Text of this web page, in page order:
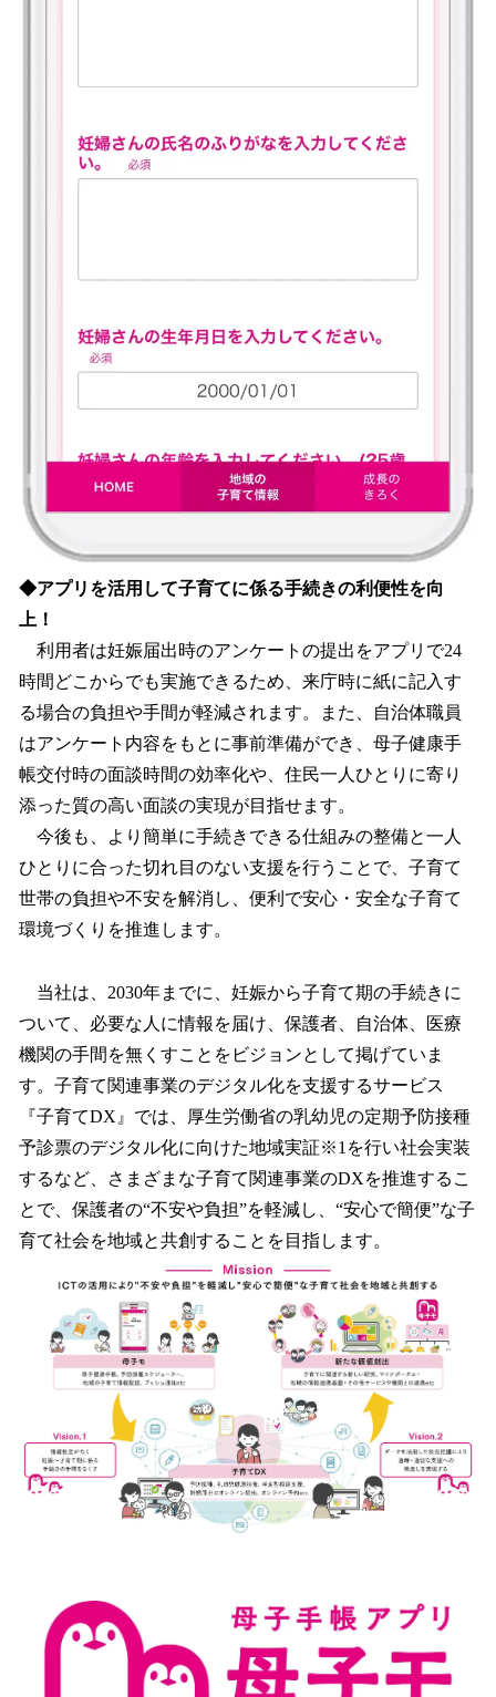
◆アプリを活用して子育てに係る手続きの利便性を向
上！
利用者は妊娠届出時のアンケートの提出をアプリで24
時間どこからでも実施できるため、来庁時に紙に記入す
る場合の負担や手間が軽減されます。また、自治体職員
はアンケート内容をもとに事前準備ができ、母子健康手
帳交付時の面談時間の効率化や、住民一人ひとりに寄り
添った質の高い面談の実現が目指せます。
今後も、より簡単に手続きできる仕組みの整備と一人
ひとりに合った切れ目のない支援を行うことで、子育て
世帯の負担や不安を解消し、便利で安心・安全な子育て
環境づくりを推進します。
当社は、2030年までに、妊娠から子育て期の手続きに
ついて、必要な人に情報を届け、保護者、自治体、医療
機関の手間を無くすことをビジョンとして掲げていま
す。子育て関連事業のデジタル化を支援するサービス
『子育てDX』では、厚生労働省の乳幼児の定期予防接種
予診票のデジタル化に向けた地域実証※1を行い社会実装
するなど、さまざまな子育て関連事業のDXを推進するこ
とで、保護者の“不安や負担”を軽減し、“安心で簡便”な子
育て社会を地域と共創することを目指します。